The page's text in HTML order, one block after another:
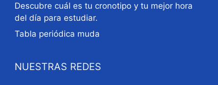
Descubre cuál es tu cronotipo y tu mejor hora
del día para estudiar.
Tabla periódica muda
NUESTRAS REDES